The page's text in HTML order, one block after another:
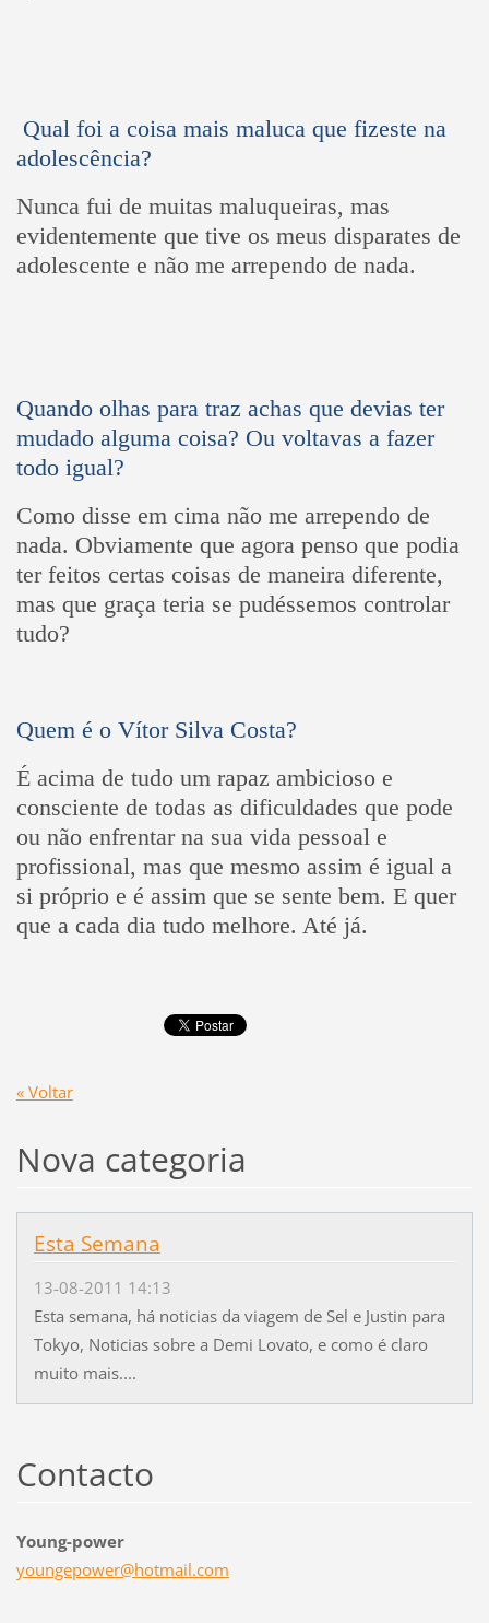
Qual foi a coisa mais maluca que fizeste na
adolescência?
Nunca fui de muitas maluqueiras, mas
evidentemente que tive os meus disparates de
adolescente e não me arrependo de nada.
Quando olhas para traz achas que devias ter
mudado alguma coisa? Ou voltavas a fazer
todo igual?
Como disse em cima não me arrependo de
nada. Obviamente que agora penso que podia
ter feitos certas coisas de maneira diferente,
mas que graça teria se pudéssemos controlar
tudo?
Quem é o Vítor Silva Costa?
É acima de tudo um rapaz ambicioso e
consciente de todas as dificuldades que pode
ou não enfrentar na sua vida pessoal e
profissional, mas que mesmo assim é igual a
si próprio e é assim que se sente bem. E quer
que a cada dia tudo melhore. Até já.
« Voltar
Nova categoria
Esta Semana
13-08-2011 14:13
Esta semana, há noticias da viagem de Sel e Justin para
Tokyo, Noticias sobre a Demi Lovato, e como é claro
muito mais....
Contacto
Young-power
youngepower@hotmail.com